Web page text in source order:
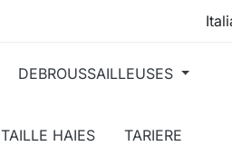
DEBROUSSAILLEUSES
TAILLE HAIES TARIERE